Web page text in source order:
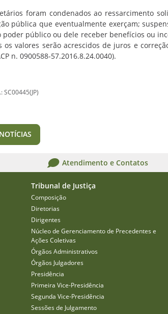
foram condenados ao ressarcimento
pública que eventualmente exerçam;
público ou dele receber benefícios ou
valores serão acrescidos de juros e
n. 0900588-57.2016.8.24.0040).
Atendimento e Contatos
Tribunal de Justiça
Composição
Diretorias
Dirigentes
Núcleo de Gerenciamento de Precedentes e
Ações Coletivas
Órgãos Administrativos
Órgãos Julgadores
Presidência
Primeira Vice-Presidência
Segunda Vice-Presidência
Sessões de Julgamento